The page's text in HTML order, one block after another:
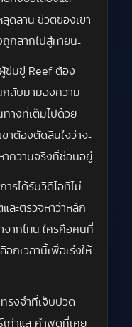
ดลาน ชีวิตของเขา
ถูกลากไปสู่หายนะ
ข่มขู่ Reef ต้อง
กลับมามองความ
างที่เต็มไปด้วย
าต้องตัดสินใจว่าจะ
าความจริงที่ซ่อนอยู่
รได้รับวิดีโอที่ไม่
ละตรวจหาว่าหลัก
จากไหน ใครคือคนที่
อกเวลานี้เพื่อเร่งให้
รงจำที่เจ็บปวด
ก่าและคำพูดที่เคย